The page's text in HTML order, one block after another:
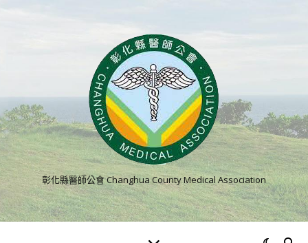
彰化縣醫師公會 Changhua County Medical Association